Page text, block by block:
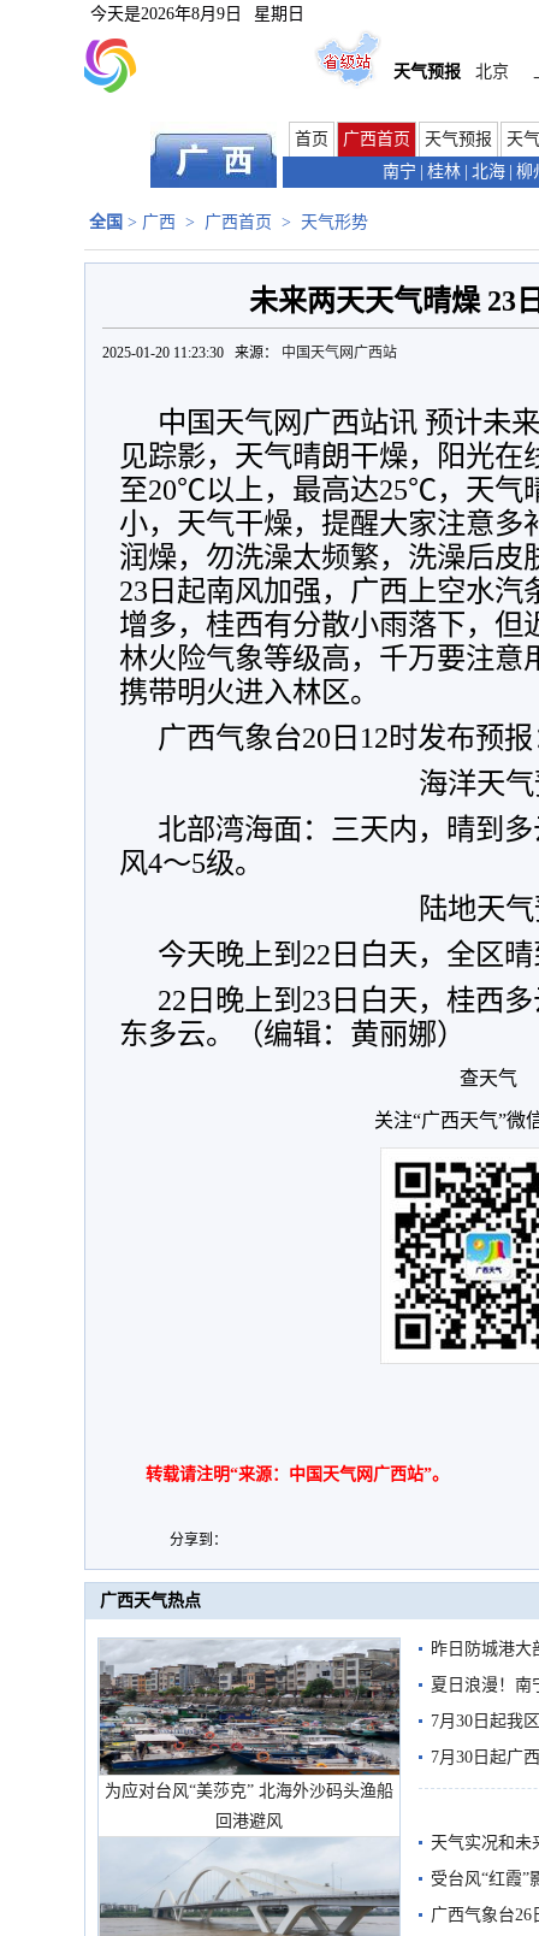
今天是2026年8月9日 星期日
天气预报 北京
首页 广西首页 天气预报
天
南宁
桂林 北海 柳
全国 > 广西 > 广西首页 > 天气形势
未来两天天气晴燥 23
2025-01-20 11:23:30 来源： 中国天气网广西站
中国天气网广西站讯 预计未
见踪影，天气晴朗干燥，阳光在
至20℃以上，最高达25℃，天气
小，天气干燥，提醒大家注意多
润燥，勿洗澡太频繁，洗澡后皮
23日起南风加强，广西上空水汽
增多，桂西有分散小雨落下，但
林火险气象等级高，千万要注意
携带明火进入林区。
广西气象台20日12时发布预
海洋天
北部湾海面：三天内，晴到
风4～5级。
陆地天
今天晚上到22日白天，全区
22日晚上到23日白天，桂西
东多云。（编辑：黄丽娜）
查天气
关注“广西天气”微
转载请注明“来源：中国天气网广西站”。
分享到：
广西天气热点
为应对台风“美莎克” 北海外沙码头渔船
回港避风
昨日防城港大
雨
夏日浪漫！南
7月30日起我
7月30日起广
天气实况和未
受台风“红霞”
有较强降雨
广西气象台26